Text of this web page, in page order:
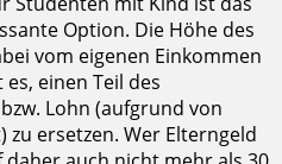
Option. Die Höhe des
vom eigenen Einkommen
einen Teil des
Lohn (aufgrund von
zu ersetzen. Wer Elterngeld